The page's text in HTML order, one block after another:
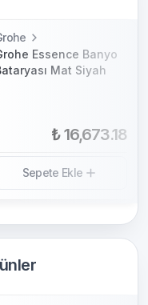
Essence Banyo
Mat Siyah
₺ 16,673.18
Sepete Ekle